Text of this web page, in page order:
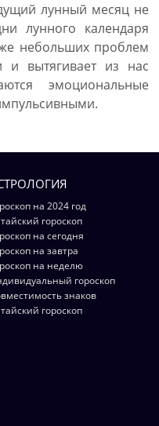
лунный месяц не
лунного календаря
небольших проблем
и вытягивает из нас
эмоциональные
на 2024 год
гороскоп
на сегодня
на завтра
на неделю
гороскоп
знаков
гороскоп